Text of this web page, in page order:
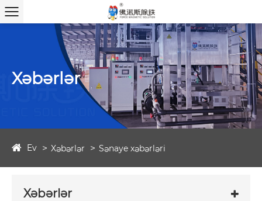
Xəbərlər
Ev Xəbərlər Sənaye xəbərləri
Xəbərlər